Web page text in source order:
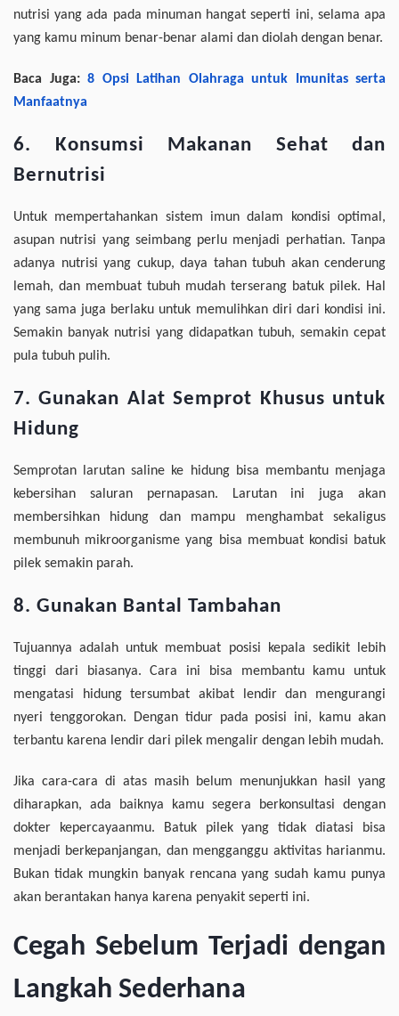
nutrisi yang ada pada minuman hangat seperti ini, selama apa
yang kamu minum benar-benar alami dan diolah dengan benar.
Baca Juga: 8 Opsi Latihan Olahraga untuk Imunitas serta
Manfaatnya
6. Konsumsi Makanan Sehat dan
Bernutrisi
Untuk mempertahankan sistem imun dalam kondisi optimal,
asupan nutrisi yang seimbang perlu menjadi perhatian. Tanpa
adanya nutrisi yang cukup, daya tahan tubuh akan cenderung
lemah, dan membuat tubuh mudah terserang batuk pilek. Hal
yang sama juga berlaku untuk memulihkan diri dari kondisi ini.
Semakin banyak nutrisi yang didapatkan tubuh, semakin cepat
pula tubuh pulih.
7. Gunakan Alat Semprot Khusus untuk
Hidung
Semprotan larutan saline ke hidung bisa membantu menjaga
kebersihan saluran pernapasan. Larutan ini juga akan
membersihkan hidung dan mampu menghambat sekaligus
membunuh mikroorganisme yang bisa membuat kondisi batuk
pilek semakin parah.
8. Gunakan Bantal Tambahan
Tujuannya adalah untuk membuat posisi kepala sedikit lebih
tinggi dari biasanya. Cara ini bisa membantu kamu untuk
mengatasi hidung tersumbat akibat lendir dan mengurangi
nyeri tenggorokan. Dengan tidur pada posisi ini, kamu akan
terbantu karena lendir dari pilek mengalir dengan lebih mudah.
Jika cara-cara di atas masih belum menunjukkan hasil yang
diharapkan, ada baiknya kamu segera berkonsultasi dengan
dokter kepercayaanmu. Batuk pilek yang tidak diatasi bisa
menjadi berkepanjangan, dan mengganggu aktivitas harianmu.
Bukan tidak mungkin banyak rencana yang sudah kamu punya
akan berantakan hanya karena penyakit seperti ini.
Cegah Sebelum Terjadi dengan
Langkah Sederhana